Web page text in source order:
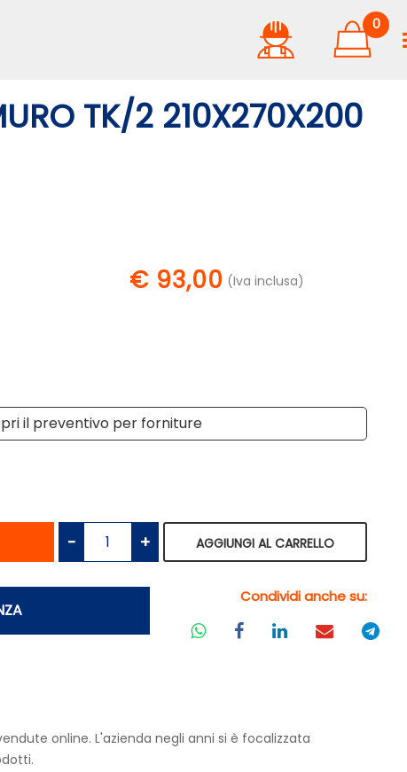
0
TK/2 210X270X200
€ 93,00 (Iva inclusa)
il preventivo per forniture
Quantità
AGGIUNGI AL CARRELLO
Condividi anche su:
online. L'azienda negli anni si è focalizzata